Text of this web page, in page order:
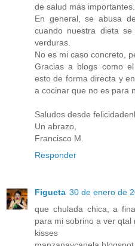
de salud más importantes.
En general, se abusa
cuando nuestra dieta
verduras.
No es mi caso concreto,
Gracias a blogs como
esto de forma directa y
a cocinar que no es para
Saludos desde
Un abrazo,
Francisco M.
Responder
Figueta 30 de enero de
que chulada chica, a
para mi sobrino a ver qtal
kisses